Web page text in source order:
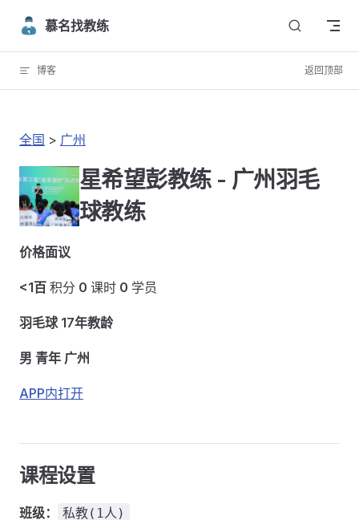
Skip to content
慕名找教练
博客 返回顶部
全国 > 广州
星希望彭教练 - 广州羽毛
球教练
价格面议
<1百 积分 0 课时 0 学员
羽毛球 17年教龄
男 青年 广州
APP内打开
课程设置
班级： 私教(1人)